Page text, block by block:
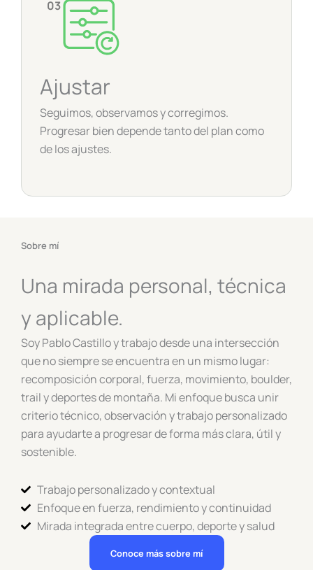
03
Ajustar
Seguimos, observamos y corregimos.
Progresar bien depende tanto del plan como
de los ajustes.
Sobre mí
Una mirada personal, técnica
y aplicable.
Soy Pablo Castillo y trabajo desde una intersección
que no siempre se encuentra en un mismo lugar:
recomposición corporal, fuerza, movimiento, boulder,
trail y deportes de montaña. Mi enfoque busca unir
criterio técnico, observación y trabajo personalizado
para ayudarte a progresar de forma más clara, útil y
sostenible.
Trabajo personalizado y contextual
Enfoque en fuerza, rendimiento y continuidad
Mirada integrada entre cuerpo, deporte y salud
Conoce más sobre mí